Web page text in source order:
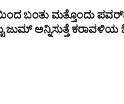
ಬಂತು ಮತ್ತೊಂದು
ಜುಮ್ ಅನ್ನಿಸುತ್ತೆ ಕರಾವಳಿಯ